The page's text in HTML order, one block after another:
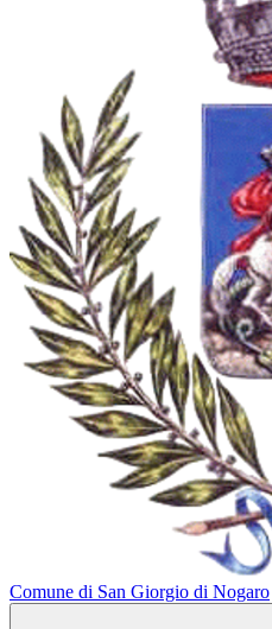
Comune di San Giorgio di Nogaro